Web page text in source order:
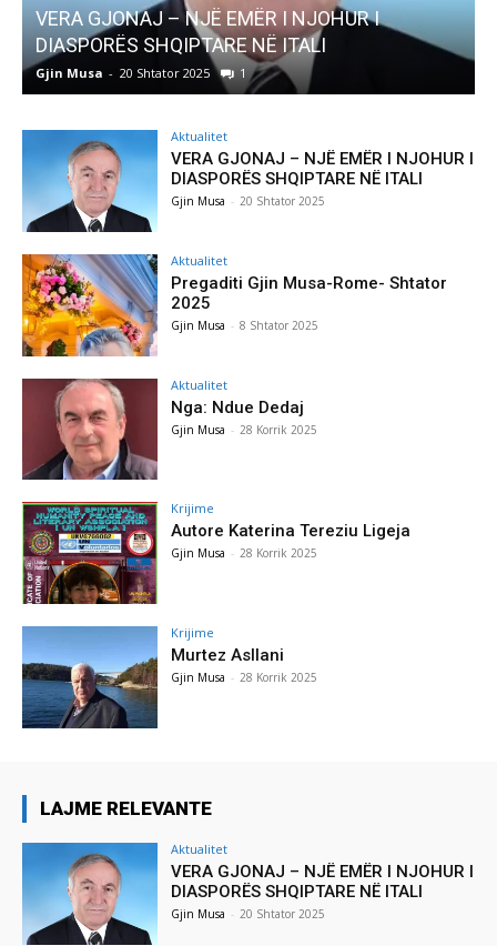
I
AKTUALITET
Pregaditi Gjin Musa-Rome-
Gjin Musa - 8 Shtator 2025
Aktualitet
VERA GJONAJ – NJË EMËR I NJOHUR I
DIASPORËS SHQIPTARE NË ITALI
Gjin Musa - 20 Shtator 2025
Aktualitet
Pregaditi Gjin Musa-Rome- Shtator
2025
Gjin Musa - 8 Shtator 2025
Aktualitet
Nga: Ndue Dedaj
Gjin Musa - 28 Korrik 2025
Krijime
Autore Katerina Tereziu Ligeja
Gjin Musa - 28 Korrik 2025
Krijime
Murtez Asllani
Gjin Musa - 28 Korrik 2025
LAJME RELEVANTE
Aktualitet
VERA GJONAJ – NJË EMËR I NJOHUR I
DIASPORËS SHQIPTARE NË ITALI
Gjin Musa - 20 Shtator 2025